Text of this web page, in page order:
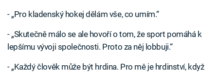
- „Pro kladenský hokej dělám vše, co umím.“
- „Skutečně málo se ale hovoří o tom, že sport pomáhá k
lepšímu vývoji společnosti. Proto za něj lobbuji.“
- „Každý člověk může být hrdina. Pro mě je hrdinství, když